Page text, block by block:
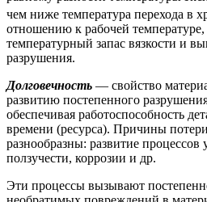
чем ниже температура перехода в
отношению к рабочей
температурный запас вязкости и
разрушения.
Долговечность — свойство
развитию постепенного
обеспечивая работоспособность
времени (ресурса). Причины
разнообразны: развитие процессов
ползучести, коррозии и др.
Эти процессы вызывают